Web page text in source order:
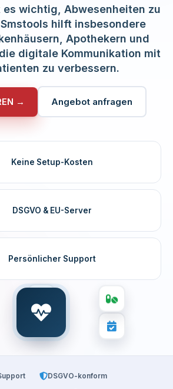
wichtig, Abwesenheiten zu
hilft insbesondere
Apothekern und
digitale Kommunikation mit
zu verbessern.
→ Angebot anfragen
Keine Setup-Kosten
DSGVO & EU-Server
Persönlicher Support
DSGVO-konform